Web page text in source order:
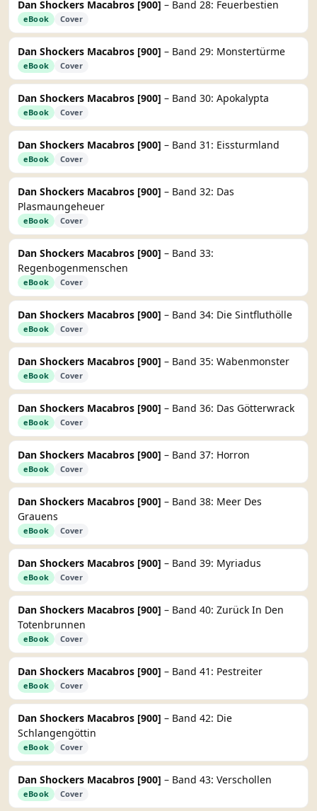
Dan Shockers Macabros [900] – Band 28: Feuerbestien
eBook Cover
Dan Shockers Macabros [900] – Band 29: Monstertürme
eBook Cover
Dan Shockers Macabros [900] – Band 30: Apokalypta
eBook Cover
Dan Shockers Macabros [900] – Band 31: Eissturmland
eBook Cover
Dan Shockers Macabros [900] – Band 32: Das
Plasmaungeheuer
eBook Cover
Dan Shockers Macabros [900] – Band 33:
Regenbogenmenschen
eBook Cover
Dan Shockers Macabros [900] – Band 34: Die Sintfluthölle
eBook Cover
Dan Shockers Macabros [900] – Band 35: Wabenmonster
eBook Cover
Dan Shockers Macabros [900] – Band 36: Das Götterwrack
eBook Cover
Dan Shockers Macabros [900] – Band 37: Horron
eBook Cover
Dan Shockers Macabros [900] – Band 38: Meer Des
Grauens
eBook Cover
Dan Shockers Macabros [900] – Band 39: Myriadus
eBook Cover
Dan Shockers Macabros [900] – Band 40: Zurück In Den
Totenbrunnen
eBook Cover
Dan Shockers Macabros [900] – Band 41: Pestreiter
eBook Cover
Dan Shockers Macabros [900] – Band 42: Die
Schlangengöttin
eBook Cover
Dan Shockers Macabros [900] – Band 43: Verschollen
eBook Cover